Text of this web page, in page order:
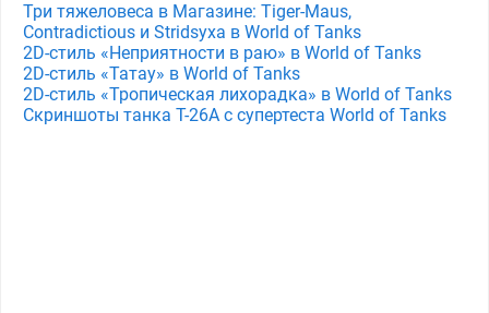
Три тяжеловеса в Магазине: Tiger-Maus,
Contradictious и Stridsyxa в World of Tanks
2D-стиль «Неприятности в раю» в World of Tanks
2D-стиль «Татау» в World of Tanks
2D-стиль «Тропическая лихорадка» в World of Tanks
Скриншоты танка T-26A с супертеста World of Tanks